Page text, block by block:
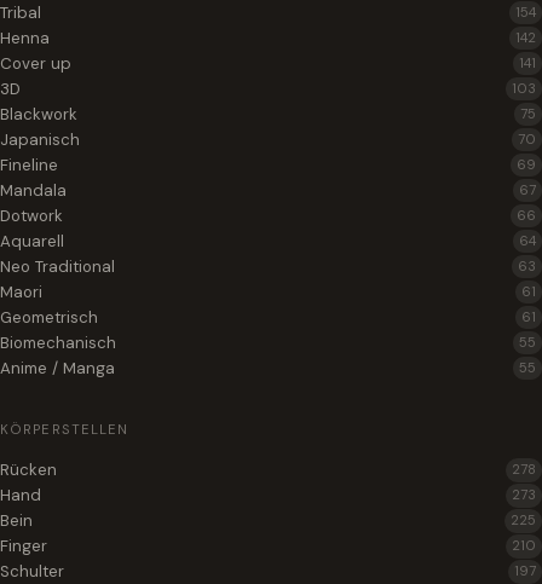
Tribal 154
Henna 142
Cover up 141
3D 103
Blackwork 75
Japanisch 70
Fineline 69
Mandala 67
Dotwork 66
Aquarell 64
Neo Traditional 63
Maori 61
Geometrisch 61
Biomechanisch 55
Anime / Manga 55
KÖRPERSTELLEN
Rücken 278
Hand 273
Bein 225
Finger 210
Schulter 197